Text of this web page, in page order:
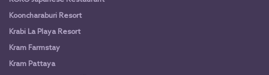
Kooncharaburi Resort
Krabi La Playa Resort
Kram Farmstay
Kram Pattaya